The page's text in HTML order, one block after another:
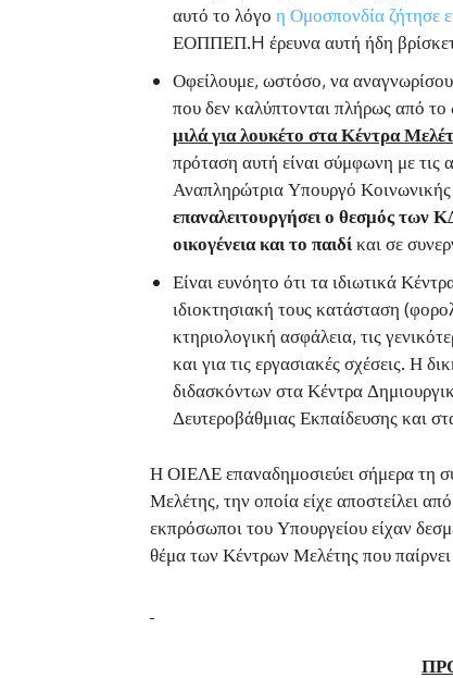
αυτό το λόγο η Ομοσπονδία ζήτησε
ΕΟΠΠΕΠ.H έρευνα αυτή ήδη
Οφείλουμε, ωστόσο, να
που δεν καλύπτονται πλήρως από το
μιλά για λουκέτο στα Κέντρα
πρόταση αυτή είναι σύμφωνη με
Αναπληρώτρια Υπουργό
επαναλειτουργήσει ο θεσμός των
οικογένεια και το παιδίκαι σε
Είναι ευνόητο ότι τα ιδιωτικά
ιδιοκτησιακή τους κατάσταση
κτηριολογική ασφάλεια, τις
και για τις εργασιακές σχέσεις. Η
διδασκόντων στα Κέντρα
Δευτεροβάθμιας Εκπαίδευσης και
Η ΟΙΕΛΕ επαναδημοσιεύει σήμερα τη
Μελέτης, την οποία είχε αποστείλει
εκπρόσωποι του Υπουργείου είχαν
θέμα των Κέντρων Μελέτης που παίρνει